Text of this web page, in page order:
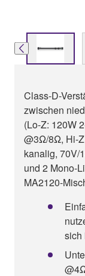
Class-D-
zwischen
(Lo-Z: 120W
@3Ω/8Ω, Hi-
kanalig, 70V/
und 2 Mono-
MA2120-
sich